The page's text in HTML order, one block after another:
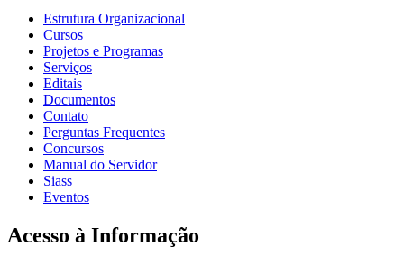
Estrutura Organizacional
Cursos
Projetos e Programas
Serviços
Editais
Documentos
Contato
Perguntas Frequentes
Concursos
Manual do Servidor
Siass
Eventos
Acesso à Informação